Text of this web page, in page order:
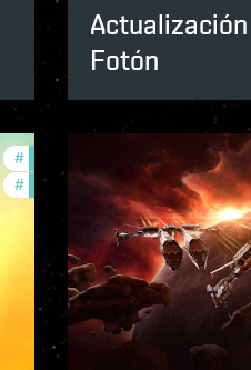
Fotón
#eve-evolved
#development-updates